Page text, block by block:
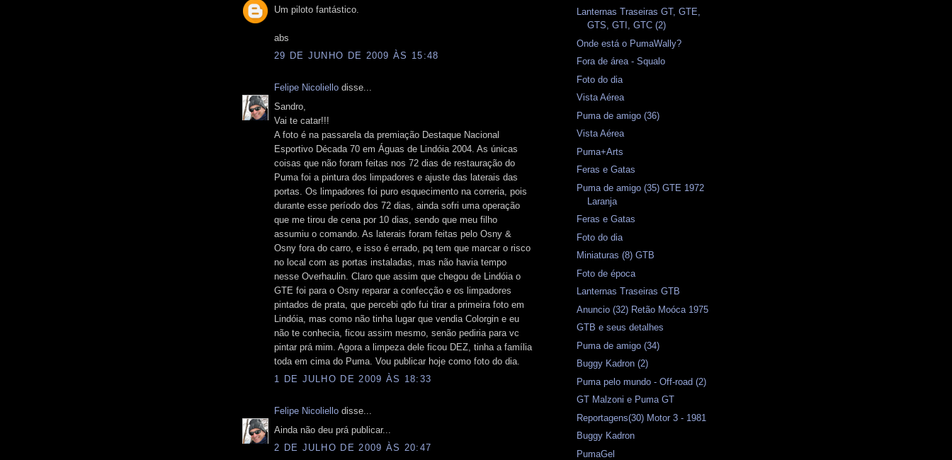
Um piloto fantástico.
abs
29 DE JUNHO DE 2009 ÀS 15:48
Felipe Nicoliello disse...
Sandro,
Vai te catar!!!
A foto é na passarela da premiação Destaque Nacional
Esportivo Década 70 em Águas de Lindóia 2004. As únicas
coisas que não foram feitas nos 72 dias de restauração do
Puma foi a pintura dos limpadores e ajuste das laterais das
portas. Os limpadores foi puro esquecimento na correria, pois
durante esse período dos 72 dias, ainda sofri uma operação
que me tirou de cena por 10 dias, sendo que meu filho
assumiu o comando. As laterais foram feitas pelo Osny &
Osny fora do carro, e isso é errado, pq tem que marcar o risco
no local com as portas instaladas, mas não havia tempo
nesse Overhaulin. Claro que assim que chegou de Lindóia o
GTE foi para o Osny reparar a confecção e os limpadores
pintados de prata, que percebi qdo fui tirar a primeira foto em
Lindóia, mas como não tinha lugar que vendia Colorgin e eu
não te conhecia, ficou assim mesmo, senão pediria para vc
pintar prá mim. Agora a limpeza dele ficou DEZ, tinha a família
toda em cima do Puma. Vou publicar hoje como foto do dia.
1 DE JULHO DE 2009 ÀS 18:33
Felipe Nicoliello disse...
Ainda não deu prá publicar...
2 DE JULHO DE 2009 ÀS 20:47
Lanternas Traseiras GT, GTE,
GTS, GTI, GTC (2)
Onde está o PumaWally?
Fora de área - Squalo
Foto do dia
Vista Aérea
Puma de amigo (36)
Vista Aérea
Puma+Arts
Feras e Gatas
Puma de amigo (35) GTE 1972
Laranja
Feras e Gatas
Foto do dia
Miniaturas (8) GTB
Foto de época
Lanternas Traseiras GTB
Anuncio (32) Retão Moóca 1975
GTB e seus detalhes
Puma de amigo (34)
Buggy Kadron (2)
Puma pelo mundo - Off-road (2)
GT Malzoni e Puma GT
Reportagens(30) Motor 3 - 1981
Buggy Kadron
PumaGel